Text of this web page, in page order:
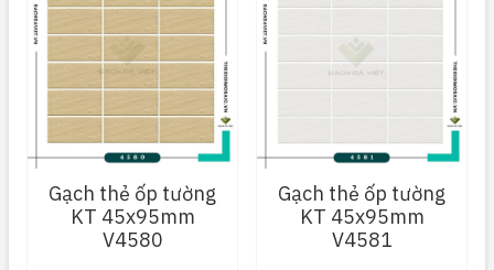
Gạch thẻ ốp tường
KT 45x95mm
V4580
Gạch thẻ ốp tường
KT 45x95mm
V4581